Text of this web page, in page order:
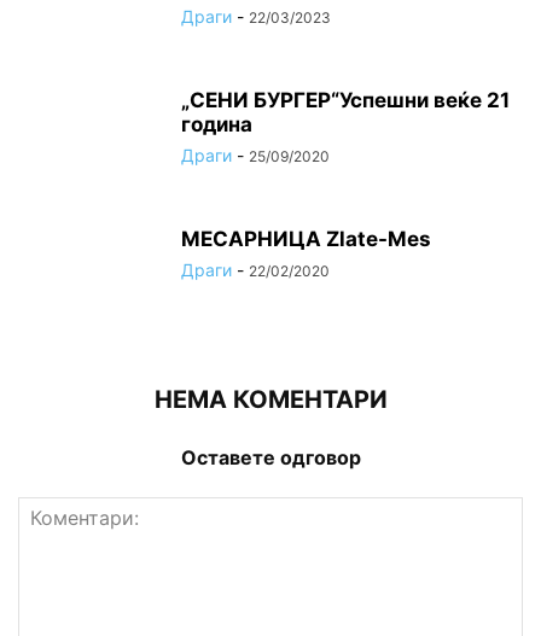
Драги - 22/03/2023
„СЕНИ БУРГЕР“Успешни веќе 21
година
Драги - 25/09/2020
МЕСАРНИЦА Zlate-Mes
Драги - 22/02/2020
НЕМА КОМЕНТАРИ
Оставете одговор